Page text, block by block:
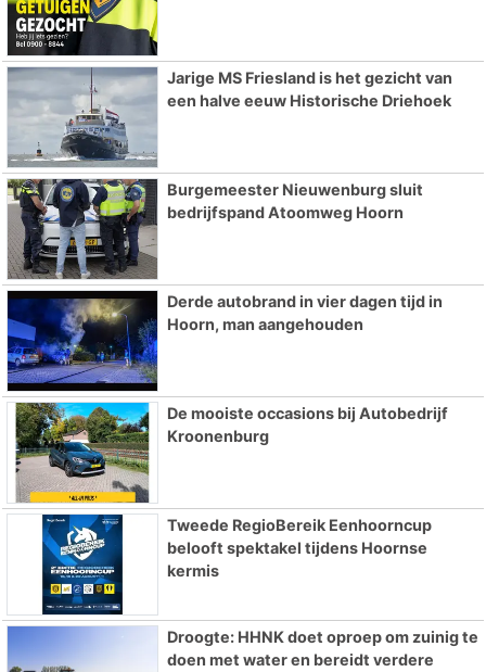
Jarige MS Friesland is het gezicht van
een halve eeuw Historische Driehoek
Burgemeester Nieuwenburg sluit
bedrijfspand Atoomweg Hoorn
Derde autobrand in vier dagen tijd in
Hoorn, man aangehouden
De mooiste occasions bij Autobedrijf
Kroonenburg
Tweede RegioBereik Eenhoorncup
belooft spektakel tijdens Hoornse
kermis
Droogte: HHNK doet oproep om zuinig te
doen met water en bereidt verdere